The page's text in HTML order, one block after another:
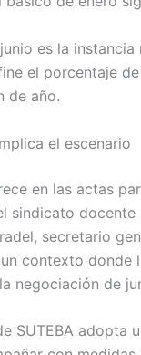
es la
el porcentaje
de año.
el escenario
en las actas
sindicato
secretario
contexto
negociación de
SUTEBA